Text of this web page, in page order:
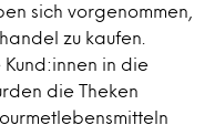
sich vorgenommen,
zu kaufen.
Kund:innen in die
die Theken